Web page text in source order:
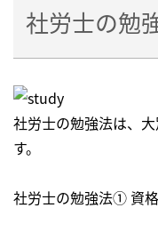
社労士の勉
社労士の勉強法は、
す。
社労士の勉強法① 資格